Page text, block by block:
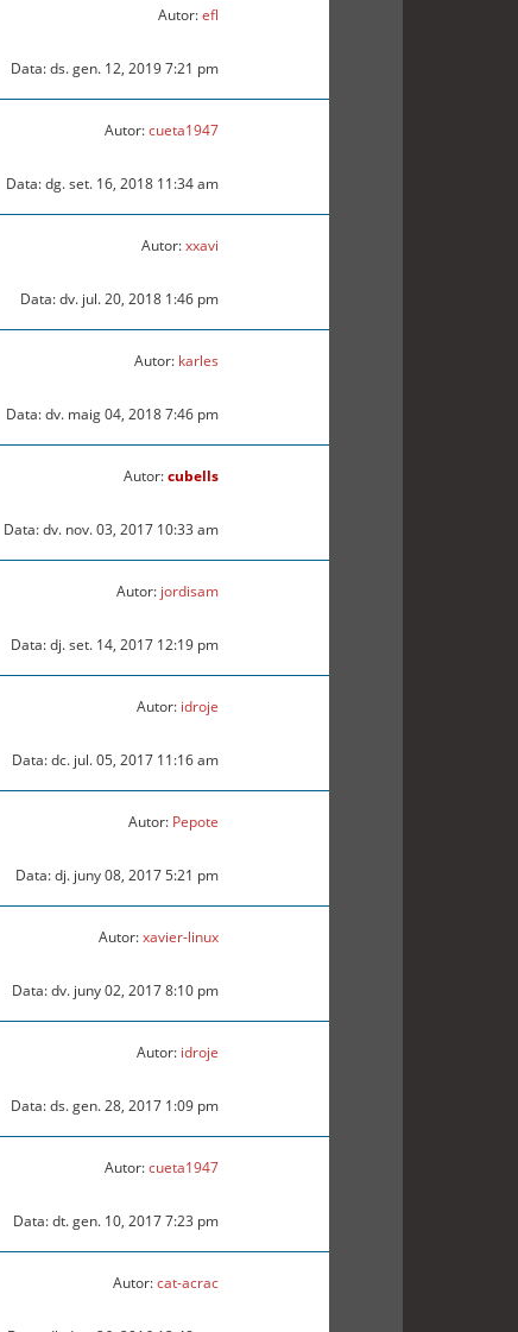
Autor:efl
Data: ds. gen. 12, 2019 7:21 pm
Autor:cueta1947
Data: dg. set. 16, 2018 11:34 am
Autor:xxavi
Data: dv. jul. 20, 2018 1:46 pm
Autor: karles
Data: dv. maig 04, 2018 7:46 pm
Autor:cubells
Data: dv. nov. 03, 2017 10:33 am
Autor: jordisam
Data: dj. set. 14, 2017 12:19 pm
Autor: idroje
Data: dc. jul. 05, 2017 11:16 am
Autor: Pepote
Data: dj. juny 08, 2017 5:21 pm
Autor:xavier-linux
Data: dv. juny 02, 2017 8:10 pm
Autor: idroje
Data: ds. gen. 28, 2017 1:09 pm
Autor:cueta1947
Data: dt. gen. 10, 2017 7:23 pm
Autor:cat-acrac